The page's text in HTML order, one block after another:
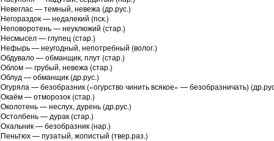
Невеглас — темный, невежа (др.рус.)
Негораздок — недалекий (пск.)
Неповоротень — неуклюжий (стар.)
Несмысел — глупец (стар.)
Нефырь — неугодный, непотребный (волог.)
Обдувало — обманщик, плут (стар.)
Облом — грубый, невежа (стар.)
Облуд — обманщик (др.рус.)
Огуряла — безобразник («огурство чинить всякое» — безобразничать)
Окаём — отморозок (стар.)
Околотень — неслух, дурень (др.рус.)
Остолбень — дурак (стар.)
Охальник — безобразник (нар.)
Пеньтюх — пузатый, жопистый (твер.раз.)